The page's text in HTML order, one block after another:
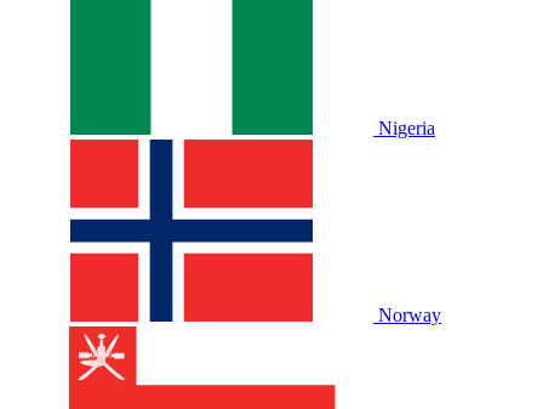
Nigeria
Norway